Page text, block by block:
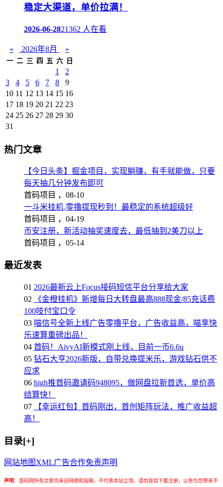
稳定大渠道，单价拉满！
2026-06-2821362 人在看
« 2026年8月 »
一 二 三 四 五 六 日
1
2
3
4 5 6 7 8
9
10 11 12 13 14 15 16
17 18 19 20 21 22 23
24 25 26 27 28 29 30
31
热门文章
【今日头条】掘金项目，实现躺赚，有手就能做，只要
每天抽几分钟发布即可
首码项目 ， 08-10
一斗米挂机,零撸提现秒到！最稳定的系统超级好
首码项目 ， 04-19
币安注册，新活动抽奖速度去，最低抽到2美刀以上
首码项目 ， 05-14
最近发表
01 2026最新云上Focus接码短信平台分享给大家
02
《金橙挂机》新增每日大转盘最高888现金/85充话费
100吱付宝口令
03 喵信号全新上线广告零撸平台，广告收益高，喵享快
乐速算重磅出品！
04 首码！AivyAI新模式刚上线，目前一币6.6u
05 钻石大亨2026新版，自带兑换提米乐，游戏钻石供不
应求
06 high推首码邀请码948095，做网盘拉新首选，单价高
结算快！
07
【幸运红包】首码刚出，首创矩阵玩法，推广收益超
高！
目录[+]
网站地图 XML广告合作免责声明
声明： 首码网所有文章均来自网络和投稿，不代表本站立场，请勿盲目下载注册，以免为您带来不